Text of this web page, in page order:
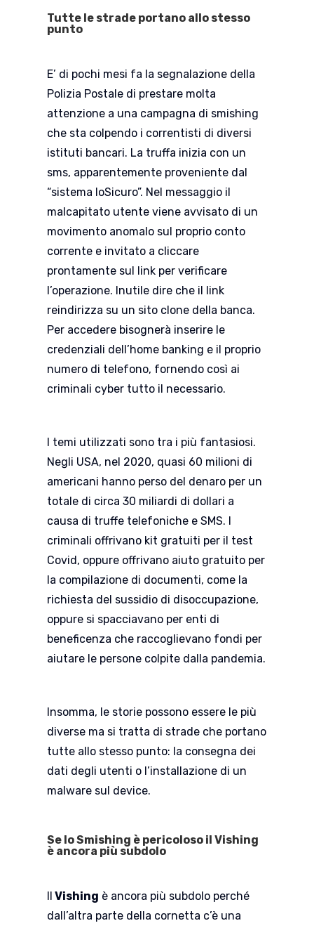
Tutte le strade portano allo stesso
punto
E’ di pochi mesi fa la segnalazione della
Polizia Postale di prestare molta
attenzione a una campagna di smishing
che sta colpendo i correntisti di diversi
istituti bancari. La truffa inizia con un
sms, apparentemente proveniente dal
“sistema IoSicuro”. Nel messaggio il
malcapitato utente viene avvisato di un
movimento anomalo sul proprio conto
corrente e invitato a cliccare
prontamente sul link per verificare
l’operazione. Inutile dire che il link
reindirizza su un sito clone della banca.
Per accedere bisognerà inserire le
credenziali dell’home banking e il proprio
numero di telefono, fornendo così ai
criminali cyber tutto il necessario.
I temi utilizzati sono tra i più fantasiosi.
Negli USA, nel 2020, quasi 60 milioni di
americani hanno perso del denaro per un
totale di circa 30 miliardi di dollari a
causa di truffe telefoniche e SMS. I
criminali offrivano kit gratuiti per il test
Covid, oppure offrivano aiuto gratuito per
la compilazione di documenti, come la
richiesta del sussidio di disoccupazione,
oppure si spacciavano per enti di
beneficenza che raccoglievano fondi per
aiutare le persone colpite dalla pandemia.
Insomma, le storie possono essere le più
diverse ma si tratta di strade che portano
tutte allo stesso punto: la consegna dei
dati degli utenti o l’installazione di un
malware sul device.
Se lo Smishing è pericoloso il Vishing
è ancora più subdolo
Vishing è ancora più subdolo perché
dall’altra parte della cornetta c’è una